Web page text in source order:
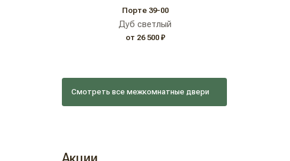
Порте 39-00
Дуб светлый
от 26 500 ₽
Смотреть все межкомнатные двери